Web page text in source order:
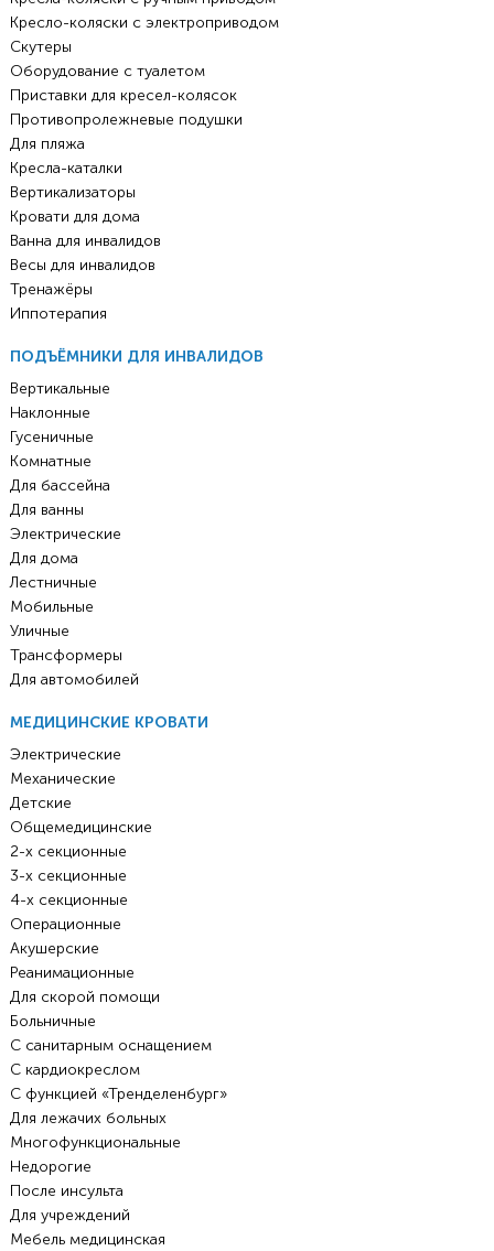
Кресло-коляски с электроприводом
Скутеры
Оборудование с туалетом
Приставки для кресел-колясок
Противопролежневые подушки
Для пляжа
Кресла-каталки
Вертикализаторы
Кровати для дома
Ванна для инвалидов
Весы для инвалидов
Тренажёры
Иппотерапия
ПОДЪЁМНИКИ ДЛЯ ИНВАЛИДОВ
Вертикальные
Наклонные
Гусеничные
Комнатные
Для бассейна
Для ванны
Электрические
Для дома
Лестничные
Мобильные
Уличные
Трансформеры
Для автомобилей
МЕДИЦИНСКИЕ КРОВАТИ
Электрические
Механические
Детские
Общемедицинские
2-х секционные
3-х секционные
4-х секционные
Операционные
Акушерские
Реанимационные
Для скорой помощи
Больничные
С санитарным оснащением
С кардиокреслом
С функцией «Тренделенбург»
Для лежачих больных
Многофункциональные
Недорогие
После инсульта
Для учреждений
Мебель медицинская